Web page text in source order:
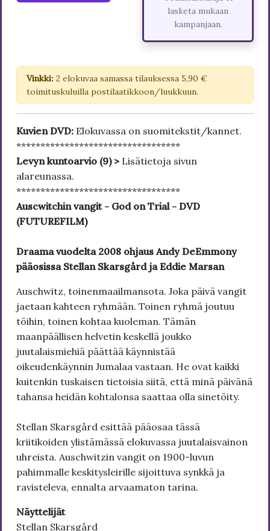
lasketa mukaan
kampanjaan.
Vinkki: 2 elokuvaa samassa tilauksessa 5,90 €
toimituskuluilla postilaatikkoon/luukkuun.
Kuvien DVD: Elokuvassa on suomitekstit/kannet.
**********************************
Levyn kuntoarvio (9) > Lisätietoja sivun
alareunassa.
**********************************
Auscwitchin vangit - God on Trial - DVD
(FUTUREFILM)
Draama vuodelta 2008 ohjaus Andy DeEmmony
pääosissa Stellan Skarsgård ja Eddie Marsan
Auschwitz, toinenmaailmansota. Joka päivä vangit
jaetaan kahteen ryhmään. Toinen ryhmä joutuu
töihin, toinen kohtaa kuoleman. Tämän
maanpäällisen helvetin keskellä joukko
juutalaismiehiä päättää käynnistää
oikeudenkäynnin Jumalaa vastaan. He ovat kaikki
kuitenkin tuskaisen tietoisia siitä, että minä päivänä
tahansa heidän kohtalonsa saattaa olla sinetöity.
Stellan Skarsgård esittää pääosaa tässä
kriitikoiden ylistämässä elokuvassa juutalaisvainon
uhreista. Auschwitzin vangit on 1900-luvun
pahimmalle keskitysleirille sijoittuva synkkä ja
ravisteleva, ennalta arvaamaton tarina.
Näyttelijät
Stellan Skarsgård